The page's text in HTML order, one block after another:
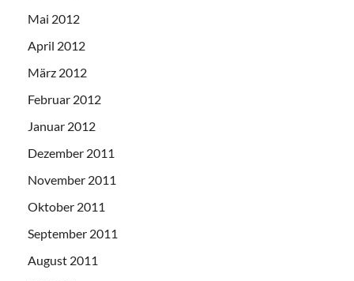
Mai 2012
April 2012
März 2012
Februar 2012
Januar 2012
Dezember 2011
November 2011
Oktober 2011
September 2011
August 2011